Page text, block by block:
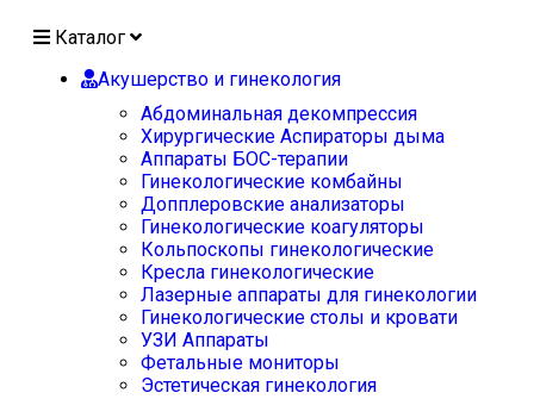
Каталог
Акушерство и гинекология
Абдоминальная декомпрессия
Хирургические Аспираторы дыма
Аппараты БОС-терапии
Гинекологические комбайны
Допплеровские анализаторы
Гинекологические коагуляторы
Кольпоскопы гинекологические
Кресла гинекологические
Лазерные аппараты для гинекологии
Гинекологические столы и кровати
УЗИ Аппараты
Фетальные мониторы
Эстетическая гинекология